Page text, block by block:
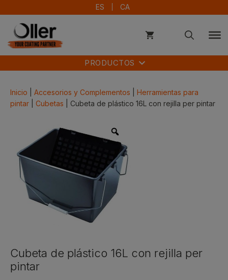
contenido
ES CA
PRODUCTOS
Inicio Accesorios y Complementos
Herramientas para
pintar
Cubetas | Cubeta de plástico 16L con rejilla per pintar
Cubeta de plástico 16L con rejilla per
pintar